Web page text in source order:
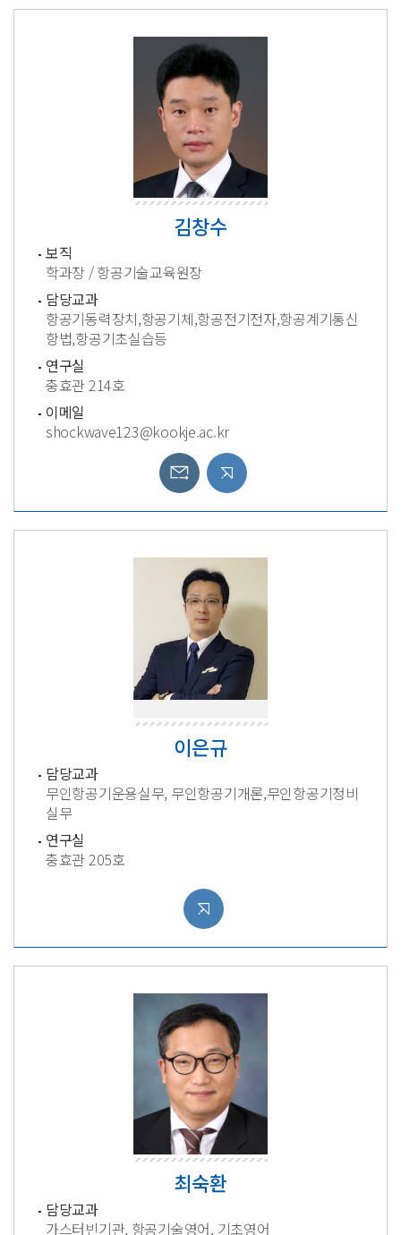
김창수
보직
학과장 / 항공기술교육원장
담당교과
항공기동력장치,항공기체,항공전기전자,항공계기통신
항법,항공기초실습등
연구실
충효관 214호
이메일
shockwave123@kookje.ac.kr
이은규
담당교과
무인항공기운용실무, 무인항공기개론,무인항공기정비
실무
연구실
충효관 205호
최숙환
담당교과
가스터빈기관, 항공기술영어, 기초영어